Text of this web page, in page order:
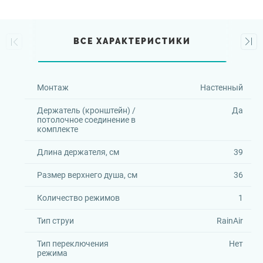
ВСЕ ХАРАКТЕРИСТИКИ
Монтаж Настенный
Держатель (кронштейн) /
потолочное соединение в
комплекте
Да
Длина держателя, см 39
Размер верхнего душа, см 36
Количество режимов 1
Тип струи RainAir
Тип переключения
режима
Нет